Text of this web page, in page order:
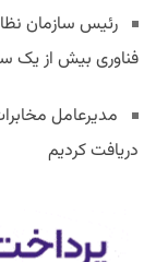
رئیس سازمان
فناوری بیش از یک
دریافت کردیم